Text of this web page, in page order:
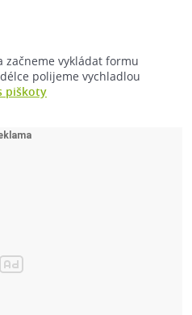
začneme vykládat formu
polijeme vychladlou
piškoty